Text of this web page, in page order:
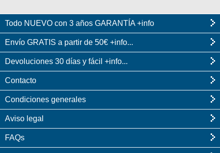
Todo NUEVO con 3 años GARANTÍA +info
Envío GRATIS a partir de 50€ +info...
Devoluciones 30 días y fácil +info...
Contacto
Condiciones generales
Aviso legal
FAQs